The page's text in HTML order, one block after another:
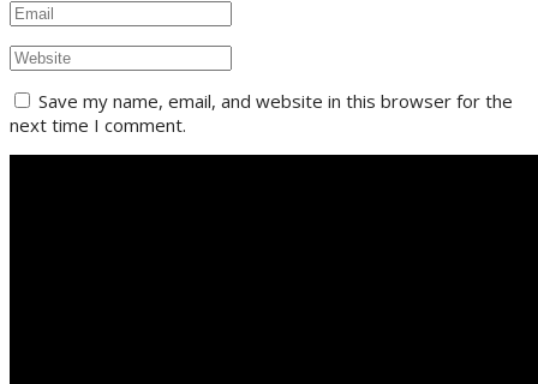
Save my name, email, and website in this browser for the
next time I comment.